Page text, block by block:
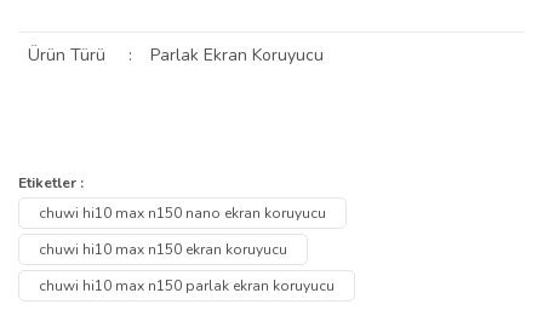
Ürün Türü
: Parlak Ekran Koruyucu
Yorum Yaz
konularda yetersiz gördüğünüz noktaları öneri formunu kullanarak
tarafımıza iletebilirsiniz.
Görüş ve önerileriniz için teşekkür ederiz.
Ürün resmi kalitesiz, bozuk veya görüntülenemiyor.
Soru Sor
Etiketler :
chuwi hi10 max n150 nano ekran koruyucu
chuwi hi10 max n150 ekran koruyucu
chuwi hi10 max n150 parlak ekran koruyucu